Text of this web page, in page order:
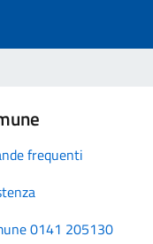
frequenti
0141 205130